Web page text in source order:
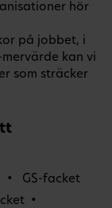
hör
på jobbet, i
kan vi
som sträcker
GS-facket